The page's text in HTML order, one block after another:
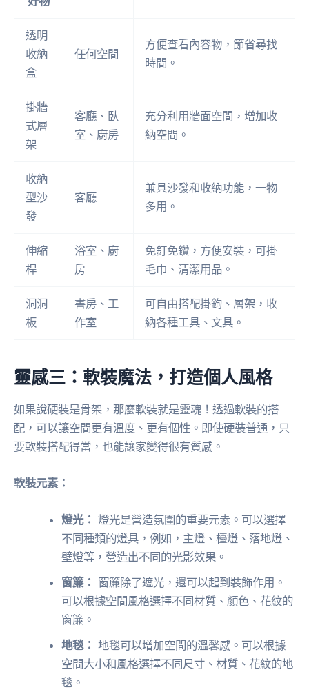
透明
收納
盒
任何空間
方便查看內容物，節省尋找
時間。
掛牆
式層
架
客廳、臥
室、廚房
充分利用牆面空間，增加收
納空間。
收納
型沙
發
客廳
兼具沙發和收納功能，一物
多用。
伸縮
桿
浴室、廚
房
免釘免鑽，方便安裝，可掛
毛巾、清潔用品。
洞洞
板
書房、工
作室
可自由搭配掛鉤、層架，收
納各種工具、文具。
靈感三：軟裝魔法，打造個人風格
如果說硬裝是骨架，那麼軟裝就是靈魂！透過軟裝的搭
配，可以讓空間更有溫度、更有個性。即使硬裝普通，只
要軟裝搭配得當，也能讓家變得很有質感。
軟裝元素：
燈光： 燈光是營造氛圍的重要元素。可以選擇
不同種類的燈具，例如，主燈、檯燈、落地燈、
壁燈等，營造出不同的光影效果。
窗簾： 窗簾除了遮光，還可以起到裝飾作用。
可以根據空間風格選擇不同材質、顏色、花紋的
窗簾。
地毯： 地毯可以增加空間的溫馨感。可以根據
空間大小和風格選擇不同尺寸、材質、花紋的地
毯。